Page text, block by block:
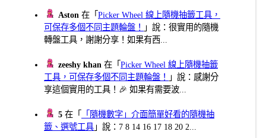
Aston 在「Picker Wheel 線上隨機抽籤工具，
可保存多個不同主題輪盤！
」說：很實用的隨機
轉盤工具，謝謝分享！如果有西...
zeeshy khan 在「Picker Wheel 線上隨機抽籤
工具，可保存多個不同主題輪盤！
」說：感謝分
享這個實用的工具！🎉 如果有需要波...
5 在「
「隨機數字」介面簡單好看的隨機抽
籤、選號工具 」說：7 8 14 16 17 18 20 2...